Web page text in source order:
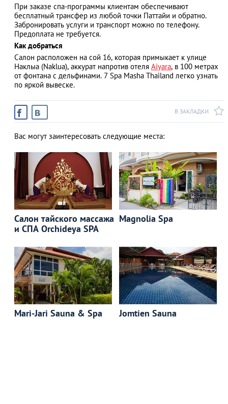
При заказе спа-программы клиентам обеспечивают
бесплатный трансфер из любой точки Паттайи и обратно.
Забронировать услуги и транспорт можно по телефону.
Предоплата не требуется.
Как добраться
Салон расположен на сой 16, которая примыкает к улице
Наклыа (Naklua), аккурат напротив отеля Aiyara, в 100 метрах
от фонтана с дельфинами. 7 Spa Masha Thailand легко узнать
по яркой вывеске.
В ЗАКЛАДКИ
Вас могут заинтересовать следующие места:
Салон тайского массажа
и СПА Orchideya SPA
Magnolia Spa
Mari-Jari Sauna & Spa Jomtien Sauna